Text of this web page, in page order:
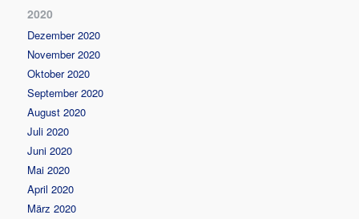
2020
Dezember 2020
November 2020
Oktober 2020
September 2020
August 2020
Juli 2020
Juni 2020
Mai 2020
April 2020
März 2020